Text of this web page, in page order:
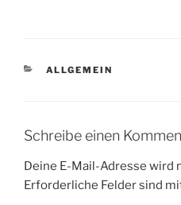
KATEGORIEN
ALLGEMEIN
Schreibe einen
Deine E-Mail-Adresse
Erforderliche Felder sind